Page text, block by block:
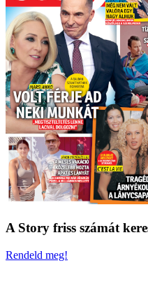
A Story friss számát
Rendeld meg!